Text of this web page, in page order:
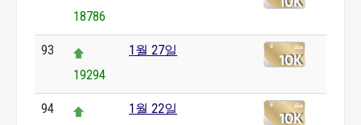
18786
93
19294
1월 27일
94
1월 22일